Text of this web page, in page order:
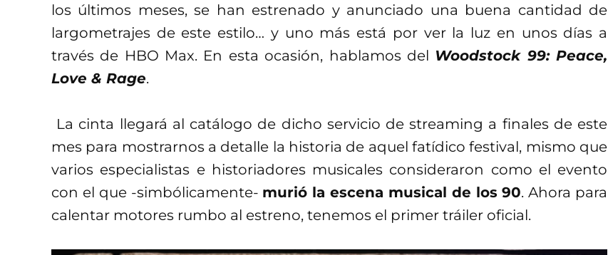
los últimos meses, se han estrenado y anunciado una buena cantidad de
largometrajes de este estilo… y uno más está por ver la luz en unos días a
través de HBO Max. En esta ocasión, hablamos del Woodstock 99: Peace,
Love & Rage.
La cinta llegará al catálogo de dicho servicio de streaming a finales de este
mes para mostrarnos a detalle la historia de aquel fatídico festival, mismo que
varios especialistas e historiadores musicales consideraron como el evento
con el que -simbólicamente- murió la escena musical de los 90. Ahora para
calentar motores rumbo al estreno, tenemos el primer tráiler oficial.